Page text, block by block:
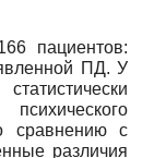
пациентов:
ПД. У
сравнению с
различия